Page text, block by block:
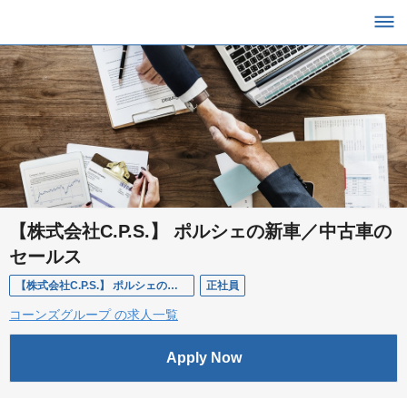
【株式会社C.P.S.】 ポルシェの新車／中古車の
セールス
【株式会社C.P.S.】 ポルシェの新車／中古車のセールス 正社員
コーンズグループ の求人一覧
Apply Now